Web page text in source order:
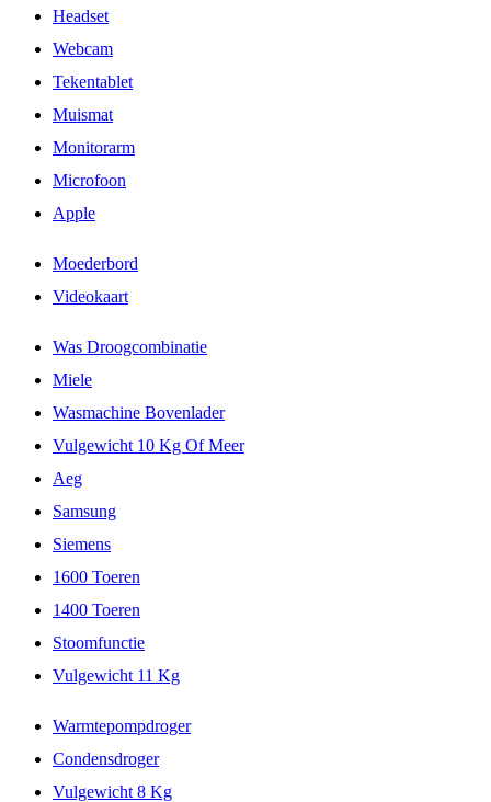
Headset
Webcam
Tekentablet
Muismat
Monitorarm
Microfoon
Apple
Moederbord
Videokaart
Was Droogcombinatie
Miele
Wasmachine Bovenlader
Vulgewicht 10 Kg Of Meer
Aeg
Samsung
Siemens
1600 Toeren
1400 Toeren
Stoomfunctie
Vulgewicht 11 Kg
Warmtepompdroger
Condensdroger
Vulgewicht 8 Kg